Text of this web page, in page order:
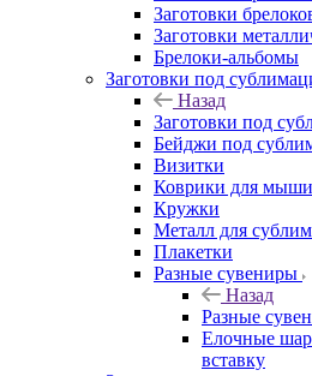
Заготовки
Заготовки
Брелоки-альбомы
Заготовки под
Назад
Заготовки под
Бейджи под
Визитки
Коврики для мыши
Кружки
Металл для
Плакетки
Разные сувениры
Назад
Разные
Елочные
вставку